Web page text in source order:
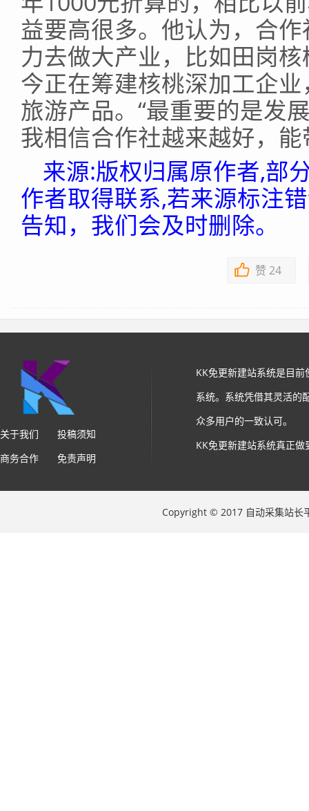
益要高很多。他认为，合
力去做大产业，比如田岗
今正在筹建核桃深加工企
旅游产品。“最重要的是发
我相信合作社越来越好，
来源:版权归属原作者,部
作者取得联系,若来源标注
告知，我们会及时删除。
赞 24
关于我们
投稿须知
商务合作
免责声明
KK免更新建站系统是目
系统。系统凭借其灵活的
众多用户的一致认可。
KK免更新建站系统真正
Copyright © 2017 自动采集站长